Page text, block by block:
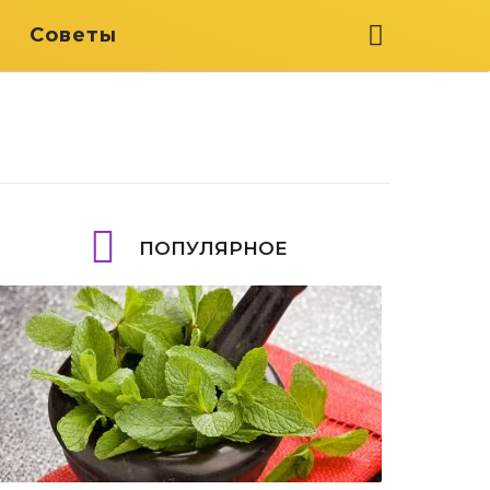
Советы
ПОПУЛЯРНОЕ